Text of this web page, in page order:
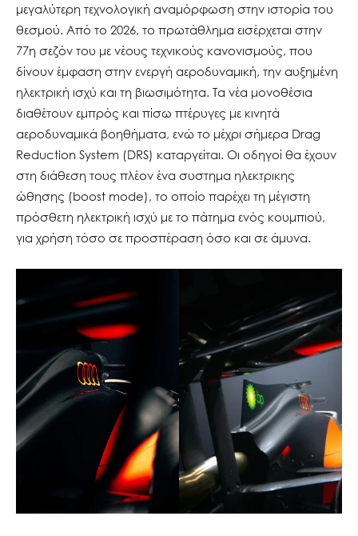
μεγαλύτερη τεχνολογική αναμόρφωση στην ιστορία του
θεσμού. Από το 2026, το πρωτάθλημα εισέρχεται στην
77η σεζόν του με νέους τεχνικούς κανονισμούς, που
δίνουν έμφαση στην ενεργή αεροδυναμική, την αυξημένη
ηλεκτρική ισχύ και τη βιωσιμότητα. Τα νέα μονοθέσια
διαθέτουν εμπρός και πίσω πτέρυγες με κινητά
αεροδυναμικά βοηθήματα, ενώ το μέχρι σήμερα Drag
Reduction System (DRS) καταργείται. Οι οδηγοί θα έχουν
στη διάθεση τους πλέον ένα συστημα ηλεκτρικης
ώθησης (boost mode), το οποίο παρέχει τη μέγιστη
πρόσθετη ηλεκτρική ισχύ με το πάτημα ενός κουμπιού,
για χρήση τόσο σε προσπέραση όσο και σε άμυνα.